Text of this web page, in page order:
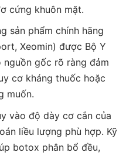
cứng khuôn mặt.
sản phẩm chính hãng
Xeomin) được Bộ Y
nguồn gốc rõ ràng đảm
cơ kháng thuốc hoặc
muốn.
vào độ dày cơ cắn của
liều lượng phù hợp. Kỹ
botox phân bổ đều,